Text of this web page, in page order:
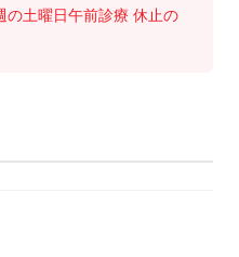
の土曜日午前診療 休止の